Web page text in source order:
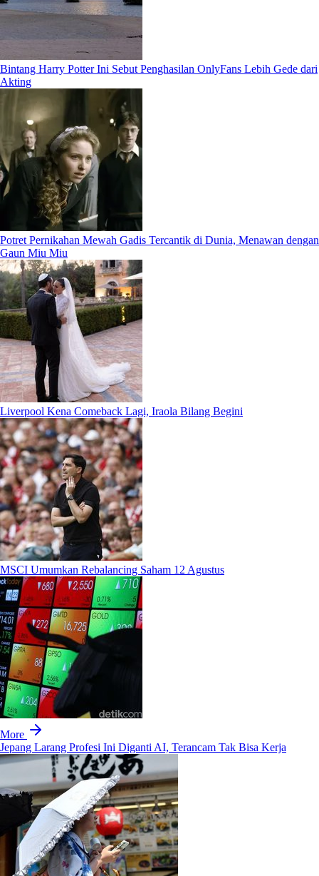
Bintang Harry Potter Ini Sebut Penghasilan OnlyFans Lebih Gede dari
Akting
Potret Pernikahan Mewah Gadis Tercantik di Dunia, Menawan dengan
Gaun Miu Miu
Liverpool Kena Comeback Lagi, Iraola Bilang Begini
MSCI Umumkan Rebalancing Saham 12 Agustus
More
Jepang Larang Profesi Ini Diganti AI, Terancam Tak Bisa Kerja